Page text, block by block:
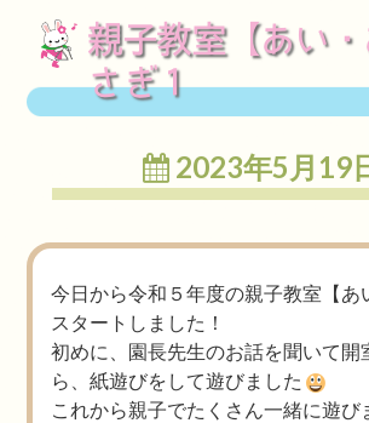
親子教室【あい
さぎ１
2023年5月19
今日から令和５年度の親子教室【あい・あい】が
スタートしました！
初めに、園長先生のお話を聞いて開
ら、紙遊びをして遊びました
これから親子でたくさん一緒に遊び